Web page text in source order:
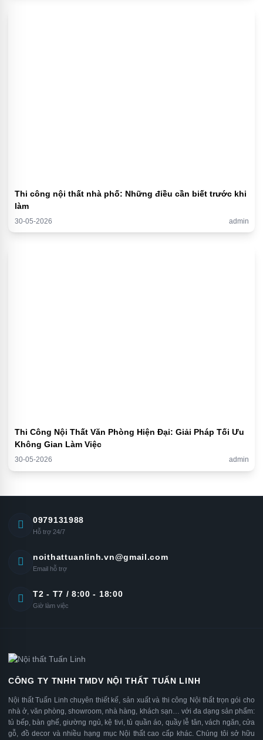
Thi công nội thất nhà phố: Những điều cần biết trước khi
làm
30-05-2026 admin
Thi Công Nội Thất Văn Phòng Hiện Đại: Giải Pháp Tối Ưu
Không Gian Làm Việc
30-05-2026 admin
0979131988
Hỗ trợ 24/7
noithattuanlinh.vn@gmail.com
Email hỗ trợ
T2 - T7 / 8:00 - 18:00
Giờ làm việc
CÔNG TY TNHH TMDV NỘI THẤT TUẤN LINH
Nội thất Tuấn Linh chuyên thiết kế, sản xuất và thi công Nội thất trọn gói cho
nhà ở, văn phòng, showroom, nhà hàng, khách sạn… với đa dạng sản phẩm:
tủ bếp, bàn ghế, giường ngủ, kệ tivi, tủ quần áo, quầy lễ tân, vách ngăn, cửa
gỗ, đồ decor và nhiều hạng mục Nội thất cao cấp khác. Chúng tôi sở hữu